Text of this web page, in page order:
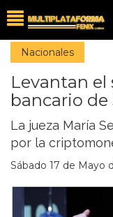
Nacionales
Levantan el
bancario de
La jueza María
por la
Sábado 17 de Mayo